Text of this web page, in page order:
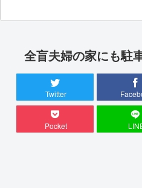
全盲夫婦の家にも駐
Twitter
Pocket